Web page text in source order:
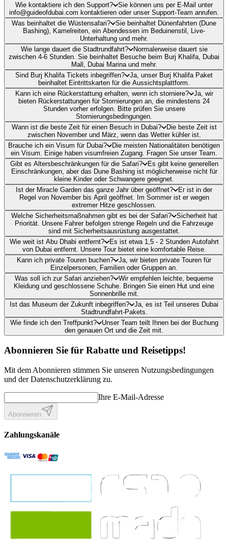
Wie kontaktiere ich den Support?
Sie können uns per E-Mail unter
info@guideofdubai.com kontaktieren oder unser Support-Team anrufen.
Was beinhaltet die Wüstensafari?
Sie beinhaltet Dünenfahrten (Dune
Bashing), Kamelreiten, ein Abendessen im Beduinenstil, Live-
Unterhaltung und mehr.
Wie lange dauert die Stadtrundfahrt?
Normalerweise dauert sie
zwischen 4-6 Stunden. Sie beinhaltet Besuche beim Burj Khalifa, Dubai
Mall, Dubai Marina und mehr.
Sind Burj Khalifa Tickets inbegriffen?
Ja, unser Burj Khalifa Paket
beinhaltet Eintrittskarten für die Aussichtsplattform.
Kann ich eine Rückerstattung erhalten, wenn ich storniere?
Ja, wir
bieten Rückerstattungen für Stornierungen an, die mindestens 24
Stunden vorher erfolgen. Bitte prüfen Sie unsere
Stornierungsbedingungen.
Wann ist die beste Zeit für einen Besuch in Dubai?
Die beste Zeit ist
zwischen November und März, wenn das Wetter kühler ist.
Brauche ich ein Visum für Dubai?
Die meisten Nationalitäten benötigen
ein Visum. Einige haben visumfreien Zugang. Fragen Sie unser Team.
Gibt es Altersbeschränkungen für die Safari?
Es gibt keine generellen
Einschränkungen, aber das Dune Bashing ist möglicherweise nicht für
kleine Kinder oder Schwangere geeignet.
Ist der Miracle Garden das ganze Jahr über geöffnet?
Er ist in der
Regel von November bis April geöffnet. Im Sommer ist er wegen
extremer Hitze geschlossen.
Welche Sicherheitsmaßnahmen gibt es bei der Safari?
Sicherheit hat
Priorität. Unsere Fahrer befolgen strenge Regeln und die Fahrzeuge
sind mit Sicherheitsausrüstung ausgestattet.
Wie weit ist Abu Dhabi entfernt?
Es ist etwa 1,5 - 2 Stunden Autofahrt
von Dubai entfernt. Unsere Tour bietet eine komfortable Reise.
Kann ich private Touren buchen?
Ja, wir bieten private Touren für
Einzelpersonen, Familien oder Gruppen an.
Was soll ich zur Safari anziehen?
Wir empfehlen leichte, bequeme
Kleidung und geschlossene Schuhe. Bringen Sie einen Hut und eine
Sonnenbrille mit.
Ist das Museum der Zukunft inbegriffen?
Ja, es ist Teil unseres Dubai
Stadtrundfahrt-Pakets.
Wie finde ich den Treffpunkt?
Unser Team teilt Ihnen bei der Buchung
den genauen Ort und die Zeit mit.
Abonnieren Sie für Rabatte und Reisetipps!
Mit dem Abonnieren stimmen Sie unseren Nutzungsbedingungen
und der Datenschutzerklärung zu.
Ihre E-Mail-Adresse
Abonnieren
Zahlungskanäle